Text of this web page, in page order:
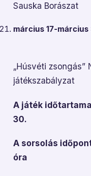
Sauska Borászat
március 17-március
„Húsvéti zsongás”
játékszabályzat
A játék
30.
A sorsolás
óra